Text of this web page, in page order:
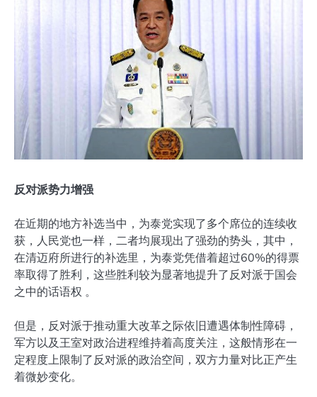
反对派势力增强
在近期的地方补选当中，为泰党实现了多个席位的连续收
获，人民党也一样，二者均展现出了强劲的势头，其中，
在清迈府所进行的补选里，为泰党凭借着超过60%的得票
率取得了胜利，这些胜利较为显著地提升了反对派于国会
之中的话语权 。
但是，反对派于推动重大改革之际依旧遭遇体制性障碍，
军方以及王室对政治进程维持着高度关注，这般情形在一
定程度上限制了反对派的政治空间，双方力量对比正产生
着微妙变化。